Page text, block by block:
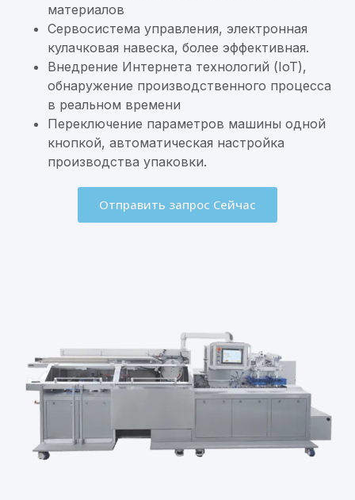
материалов
Сервосистема управления, электронная
кулачковая навеска, более эффективная.
Внедрение Интернета технологий (IoT),
обнаружение производственного процесса
в реальном времени
Переключение параметров машины одной
кнопкой, автоматическая настройка
производства упаковки.
Отправить запрос Сейчас